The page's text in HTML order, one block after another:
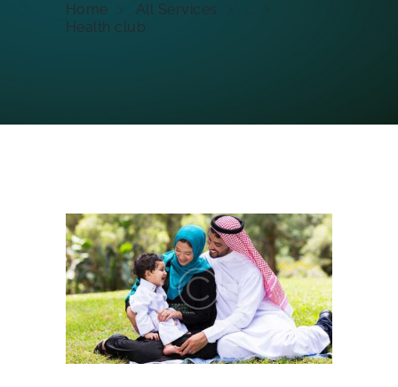
Home All Services
Health club